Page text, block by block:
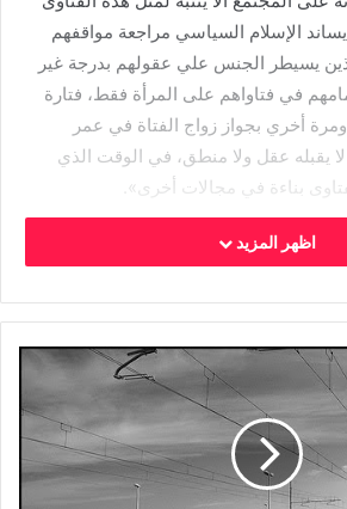
الإسلام السياسي مراجعة مواقفهم
يسيطر الجنس علي عقولهم بدرجة غير
في فتاواهم على المرأة فقط، فتارة
أخري بجواز زواج الفتاة في عمر
لا يقبله عقل ولا منطق، في الوقت الذي
بناءة في مجالات أخرى».
اظهر المزيد